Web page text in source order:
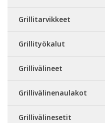
Grillitarvikkeet
Grillityökalut
Grillivälineet
Grillivälinenaulakot
Grillivälinesetit